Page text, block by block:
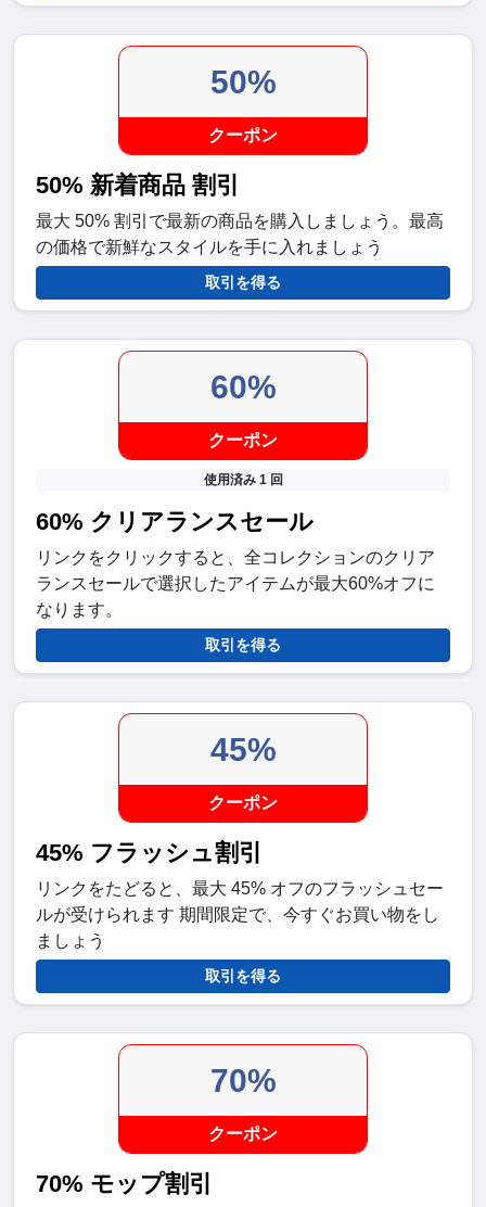
50%
クーポン
50% 新着商品 割引
最大 50% 割引で最新の商品を購入しましょう。最高
の価格で新鮮なスタイルを手に入れましょう
取引を得る
60%
クーポン
使用済み 1 回
60% クリアランスセール
リンクをクリックすると、全コレクションのクリア
ランスセールで選択したアイテムが最大60%オフに
なります。
取引を得る
45%
クーポン
45% フラッシュ割引
リンクをたどると、最大 45% オフのフラッシュセー
ルが受けられます 期間限定で、今すぐお買い物をし
ましょう
取引を得る
70%
クーポン
70% モップ割引